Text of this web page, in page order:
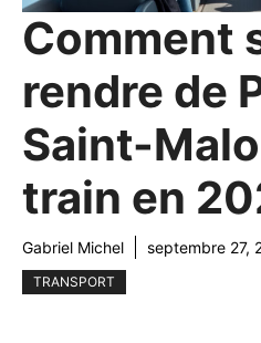
Comment
rendre de
Saint-
train en
Gabriel Michel septembre 27,
TRANSPORT